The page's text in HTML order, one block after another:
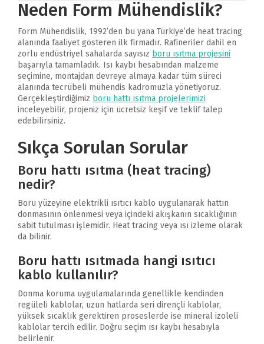
Neden Form Mühendislik?
Form Mühendislik, 1992’den bu yana Türkiye’de heat tracing
alanında faaliyet gösteren ilk firmadır. Rafineriler dahil en
zorlu endüstriyel sahalarda sayısız boru ısıtma projesini
başarıyla tamamladık. Isı kaybı hesabından malzeme
seçimine, montajdan devreye almaya kadar tüm süreci
alanında tecrübeli mühendis kadromuzla yönetiyoruz.
Gerçekleştirdiğimiz boru hattı ısıtma projelerimizi
inceleyebilir, projeniz için ücretsiz keşif ve teklif talep
edebilirsiniz.
Sıkça Sorulan Sorular
Boru hattı ısıtma (heat tracing)
nedir?
Boru yüzeyine elektrikli ısıtıcı kablo uygulanarak hattın
donmasının önlenmesi veya içindeki akışkanın sıcaklığının
sabit tutulması işlemidir. Heat tracing veya ısı izleme olarak
da bilinir.
Boru hattı ısıtmada hangi ısıtıcı
kablo kullanılır?
Donma koruma uygulamalarında genellikle kendinden
regüleli kablolar, uzun hatlarda seri dirençli kablolar,
yüksek sıcaklık gerektiren proseslerde ise mineral izoleli
kablolar tercih edilir. Doğru seçim ısı kaybı hesabıyla
belirlenir.